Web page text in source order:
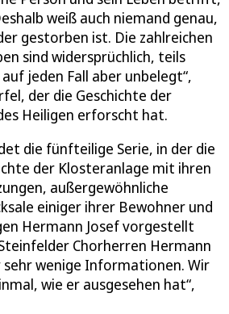
weiß auch niemand genau,
gestorben ist. Die zahlreichen
sind widersprüchlich, teils
jeden Fall aber unbelegt“,
der die Geschichte der
Heiligen erforscht hat.
die fünfteilige Serie, in der die
der Klosteranlage mit ihren
außergewöhnliche
einiger ihrer Bewohner und
Hermann Josef vorgestellt
Chorherren Hermann
sehr wenige Informationen. Wir
wie er ausgesehen hat“,